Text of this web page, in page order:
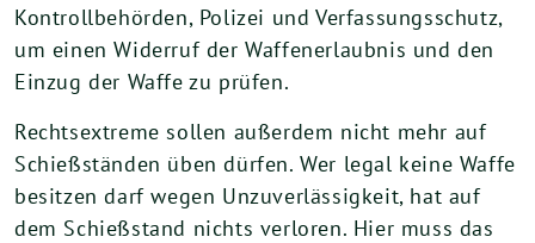
Kontrollbehörden, Polizei und Verfassungsschutz,
um einen Widerruf der Waffenerlaubnis und den
Einzug der Waffe zu prüfen.
Rechtsextreme sollen außerdem nicht mehr auf
Schießständen üben dürfen. Wer legal keine Waffe
besitzen darf wegen Unzuverlässigkeit, hat auf
dem Schießstand nichts verloren. Hier muss das